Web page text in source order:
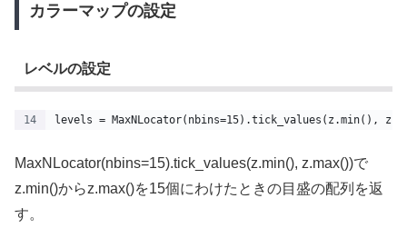
カラーマップの設定
レベルの設定
levels = MaxNLocator(nbins=15).tick_values(z.min(),
MaxNLocator(nbins=15).tick_values(z.min(), z.max())で
z.min()からz.max()を15個にわけたときの目盛の配列を返
す。